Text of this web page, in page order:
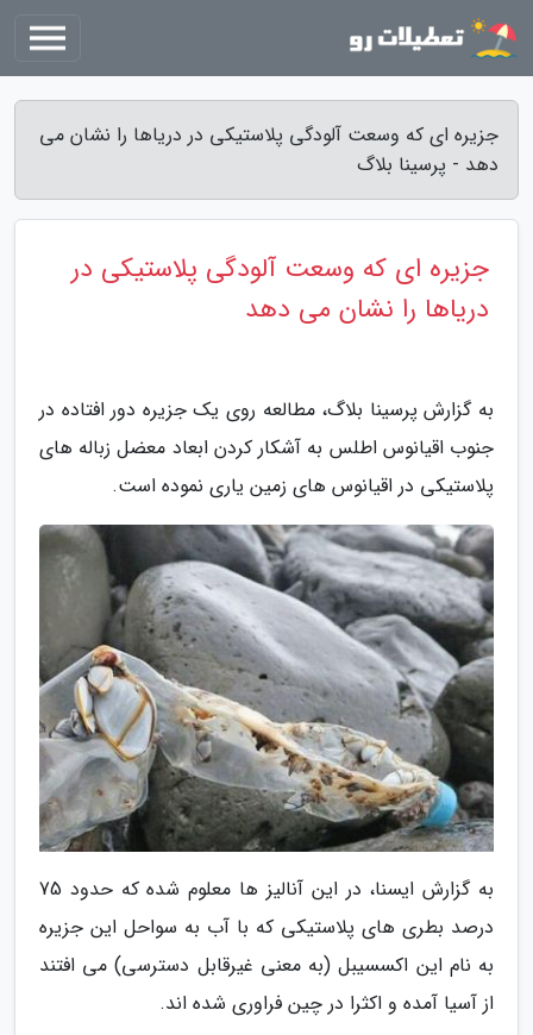
جزیره ای که وسعت آلودگی پلاستیکی در دریاها را نشان می
دهد - پرسینا بلاگ
جزیره ای که وسعت آلودگی پلاستیکی در
دریاها را نشان می دهد
به گزارش پرسینا بلاگ، مطالعه روی یک جزیره دور افتاده در
جنوب اقیانوس اطلس به آشکار کردن ابعاد معضل زباله های
پلاستیکی در اقیانوس های زمین یاری نموده است.
به گزارش ایسنا، در این آنالیز ها معلوم شده که حدود 75
درصد بطری های پلاستیکی که با آب به سواحل این جزیره
به نام این اکسسیبل (به معنی غیرقابل دسترسی) می افتند
از آسیا آمده و اکثرا در چین فراوری شده اند.